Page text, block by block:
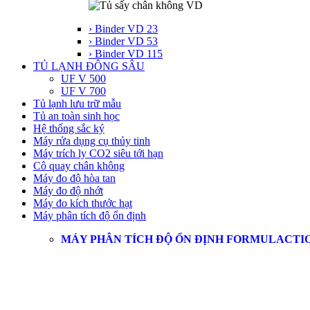
› Binder VD 23
› Binder VD 53
› Binder VD 115
TỦ LẠNH ĐÔNG SÂU
UF V 500
UF V 700
Tủ lạnh lưu trữ mẫu
Tủ an toàn sinh học
Hệ thống sắc ký
Máy rửa dụng cụ thủy tinh
Máy trích ly CO2 siêu tới hạn
Cô quay chân không
Máy đo độ hòa tan
Máy đo độ nhớt
Máy đo kích thước hạt
Máy phân tích độ ổn định
MÁY PHÂN TÍCH ĐỘ ỔN ĐỊNH